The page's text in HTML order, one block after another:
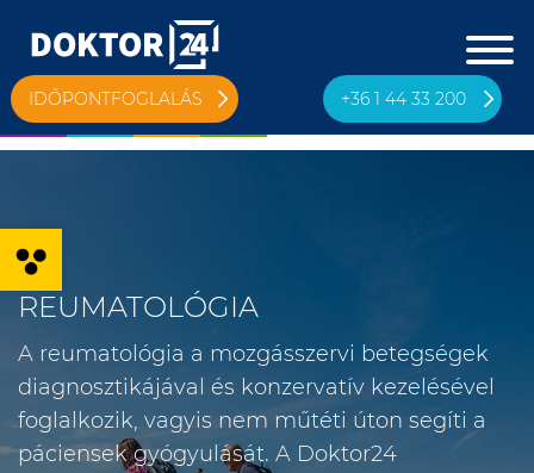
Eszköztár megnyitása
IDŐPONTFOGLALÁS +36 1 44 33 200
REUMATOLÓGIA
A reumatológia a mozgásszervi betegségek
diagnosztikájával és konzervatív kezelésével
foglalkozik, vagyis nem műtéti úton segíti a
páciensek gyógyulását. A Doktor24